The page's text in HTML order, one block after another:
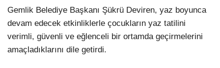
Gemlik Belediye Başkanı Şükrü Deviren, yaz boyunca
devam edecek etkinliklerle çocukların yaz tatilini
verimli, güvenli ve eğlenceli bir ortamda geçirmelerini
amaçladıklarını dile getirdi.